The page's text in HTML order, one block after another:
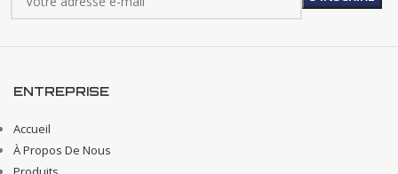
ENTREPRISE
Accueil
À Propos De Nous